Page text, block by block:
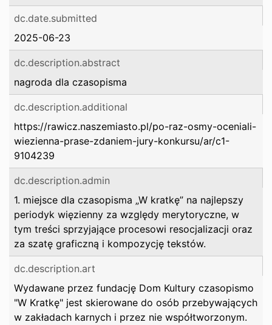
dc.date.submitted
2025-06-23
dc.description.abstract
nagroda dla czasopisma
dc.description.additional
https://rawicz.naszemiasto.pl/po-raz-osmy-oceniali-
wiezienna-prase-zdaniem-jury-konkursu/ar/c1-
9104239
dc.description.admin
1. miejsce dla czasopisma „W kratkę” na najlepszy
periodyk więzienny za względy merytoryczne, w
tym treści sprzyjające procesowi resocjalizacji oraz
za szatę graficzną i kompozycję tekstów.
dc.description.art
Wydawane przez fundację Dom Kultury czasopismo
"W Kratkę" jest skierowane do osób przebywających
w zakładach karnych i przez nie współtworzonym.